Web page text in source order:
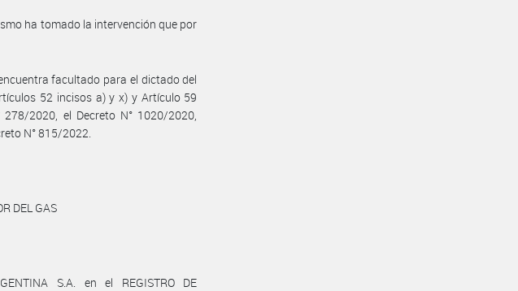
ha tomado la intervención que por
encuentra facultado para el dictado del
52 incisos a) y x) y Artículo 59
2020, el Decreto N° 1020/2020,
N° 815/2022.
DEL GAS
S.A. en el REGISTRO DE